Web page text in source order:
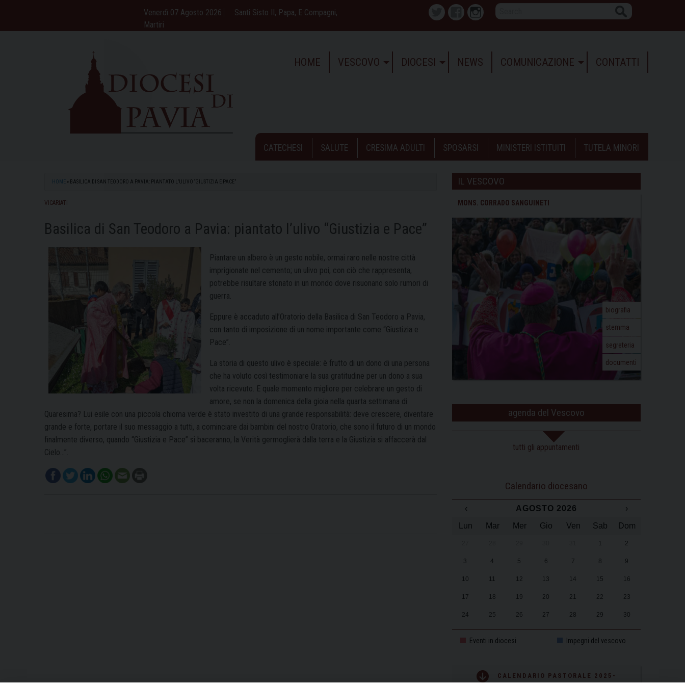
content
Venerdì 07 Agosto 2026
Santi Sisto II, Papa, E Compagni,
Martiri
Twitter FacebookInstagram
HOME VESCOVO DIOCESI NEWS COMUNICAZIONE CONTATTI
CATECHESI SALUTE CRESIMA ADULTI SPOSARSI MINISTERI ISTITUITI TUTELA MINORI
HOME » BASILICA DI SAN TEODORO A PAVIA: PIANTATO L’ULIVO “GIUSTIZIA E PACE”
VICARIATI
Basilica di San Teodoro a Pavia: piantato l’ulivo “Giustizia e Pace”
Piantare un albero è un gesto nobile, ormai raro nelle nostre città
imprigionate nel cemento; un ulivo poi, con ciò che rappresenta,
potrebbe risultare stonato in un mondo dove risuonano solo rumori di
guerra.
Eppure è accaduto all’Oratorio della Basilica di San Teodoro a Pavia,
con tanto di imposizione di un nome importante come “Giustizia e
Pace”.
La storia di questo ulivo è speciale: è frutto di un dono di una persona
che ha voluto così testimoniare la sua gratitudine per un dono a sua
volta ricevuto. E quale momento migliore per celebrare un gesto di
amore, se non la domenica della gioia nella quarta settimana di
Quaresima? Lui esile con una piccola chioma verde è stato investito di una grande responsabilità: deve crescere, diventare
grande e forte, portare il suo messaggio a tutti, a cominciare dai bambini del nostro Oratorio, che sono il futuro di un mondo
finalmente diverso, quando “Giustizia e Pace” si baceranno, la Verità germoglierà dalla terra e la Giustizia si affaccerà dal
Cielo…”.
IL VESCOVO
MONS. CORRADO SANGUINETI
biografia
stemma
segreteria
documenti
agenda del Vescovo
tutti gli appuntamenti
Calendario diocesano
‹ AGOSTO 2026
›
Lun
Mar Mer Gio Ven Sab Dom
1 2
3 4 5 6 7 8 9
10 11 12 13 14 15 16
17 18 19 20 21 22 23
24 25 26 27 28 29 30
Eventi in diocesi Impegni del vescovo
CALENDARIO PASTORALE 2025-